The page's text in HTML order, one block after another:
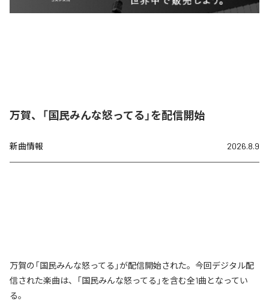
万賀、「国民みんな怒ってる」を配信開始
新曲情報 2026.8.9
万賀の「国民みんな怒ってる」が配信開始された。今回デジタル配
信された楽曲は、「国民みんな怒ってる」を含む全1曲となってい
る。